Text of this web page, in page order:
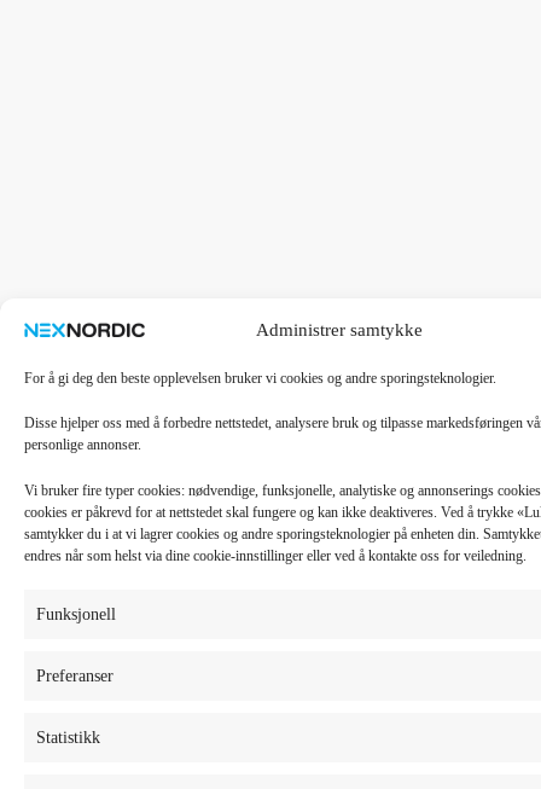
Administrer samtykke
For å gi deg den beste opplevelsen bruker vi cookies og andre sporingsteknologier.
Disse hjelper oss med å forbedre nettstedet, analysere bruk og tilpasse markedsføringen
personlige annonser.
Vi bruker fire typer cookies: nødvendige, funksjonelle, analytiske og annonserings
cookies er påkrevd for at nettstedet skal fungere og kan ikke deaktiveres. Ved å trykke
samtykker du i at vi lagrer cookies og andre sporingsteknologier på enheten din.
endres når som helst via dine cookie-innstillinger eller ved å kontakte oss for veiledning.
Funksjonell
Preferanser
Statistikk